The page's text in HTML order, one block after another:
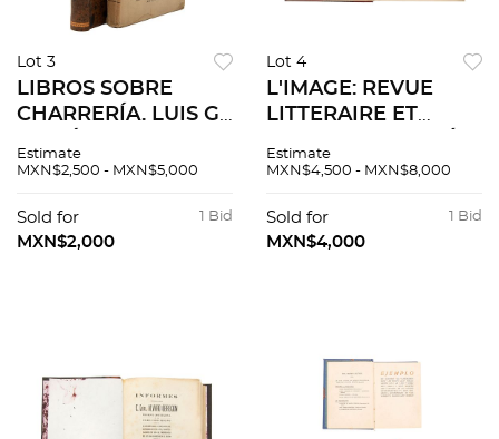
Lot 3
LIBROS SOBRE
CHARRERÍA. LUIS G.
LAS CHARRERÍAS /
MÉTODO DE
AMANSAR. Piezas: 2.
Estimate
MXN$2,500 - MXN$5,000
1 Bid
Sold for
MXN$2,000
Lot 4
L'IMAGE: REVUE
LITTERAIRE ET
DE FIGURES SUR
FLOURY EDITEUR,
1896 - 1897. 48
Estimate
MXN$4,500 - MXN$8,000
1 Bid
Sold for
MXN$4,000